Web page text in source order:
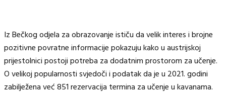
Iz Bečkog odjela za obrazovanje ističu da velik interes i brojne
pozitivne povratne informacije pokazuju kako u austrijskoj
prijestolnici postoji potreba za dodatnim prostorom za učenje.
O velikoj popularnosti svjedoči i podatak da je u 2021. godini
zabilježena već 851 rezervacija termina za učenje u kavanama.